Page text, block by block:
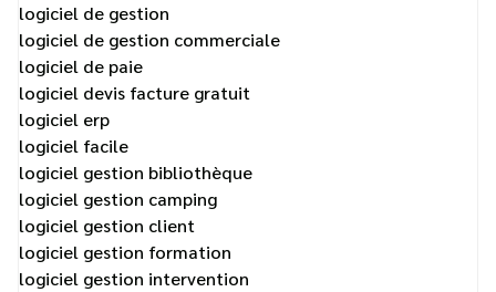
logiciel de gestion
logiciel de gestion commerciale
logiciel de paie
logiciel devis facture gratuit
logiciel erp
logiciel facile
logiciel gestion bibliothèque
logiciel gestion camping
logiciel gestion client
logiciel gestion formation
logiciel gestion intervention